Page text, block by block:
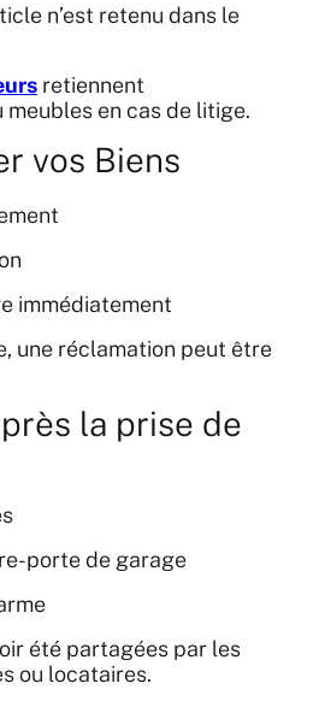
n’est retenu dans le
retiennent
en cas de litige.
vos Biens
immédiatement
une réclamation peut être
la prise de
porte de garage
été partagées par les
ou locataires.